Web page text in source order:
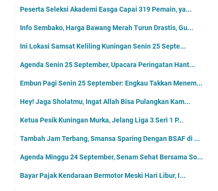
Peserta Seleksi Akademi Easga Capai 319 Pemain, ya...
Info Sembako, Harga Bawang Merah Turun Drastis, Gu...
Ini Lokasi Samsat Keliling Kuningan Senin 25 Septe...
Agenda Senin 25 September, Upacara Peringatan Hant...
Embun Pagi Senin 25 September: Engkau Takkan Menem...
Hey! Jaga Sholatmu, Ingat Allah Bisa Pulangkan Kam...
Ketua Pesik Kuningan Murka, Jelang Liga 3 Seri 1 P...
Tambah Jam Terbang, Smansa Sparing Dengan BSAF di ...
Agenda Minggu 24 September, Senam Sehat Bersama So...
Bayar Pajak Kendaraan Bermotor Meski Hari Libur, I...